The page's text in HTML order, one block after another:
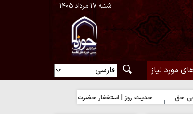
شنبه ۱۷ مرداد ۱۴۰۵
مورد نیاز
حدیث روز | استغفار حضرت زهرا(س) برای زائران امام